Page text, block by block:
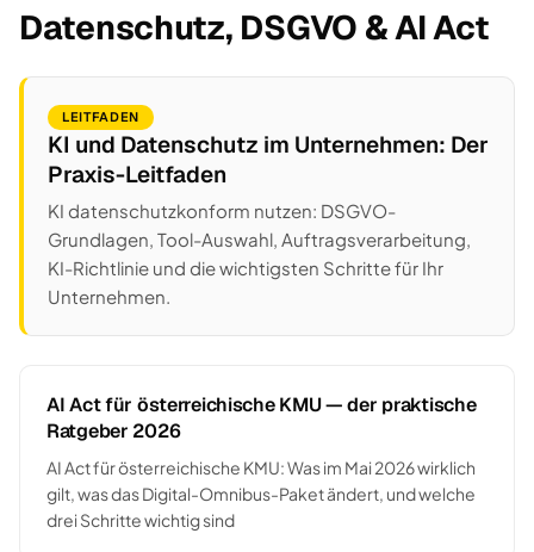
Datenschutz, DSGVO & AI Act
LEITFADEN
KI und Datenschutz im Unternehmen: Der
Praxis-Leitfaden
KI datenschutzkonform nutzen: DSGVO-
Grundlagen, Tool-Auswahl, Auftragsverarbeitung,
KI-Richtlinie und die wichtigsten Schritte für Ihr
Unternehmen.
AI Act für österreichische KMU — der praktische
Ratgeber 2026
AI Act für österreichische KMU: Was im Mai 2026 wirklich
gilt, was das Digital-Omnibus-Paket ändert, und welche
drei Schritte wichtig sind